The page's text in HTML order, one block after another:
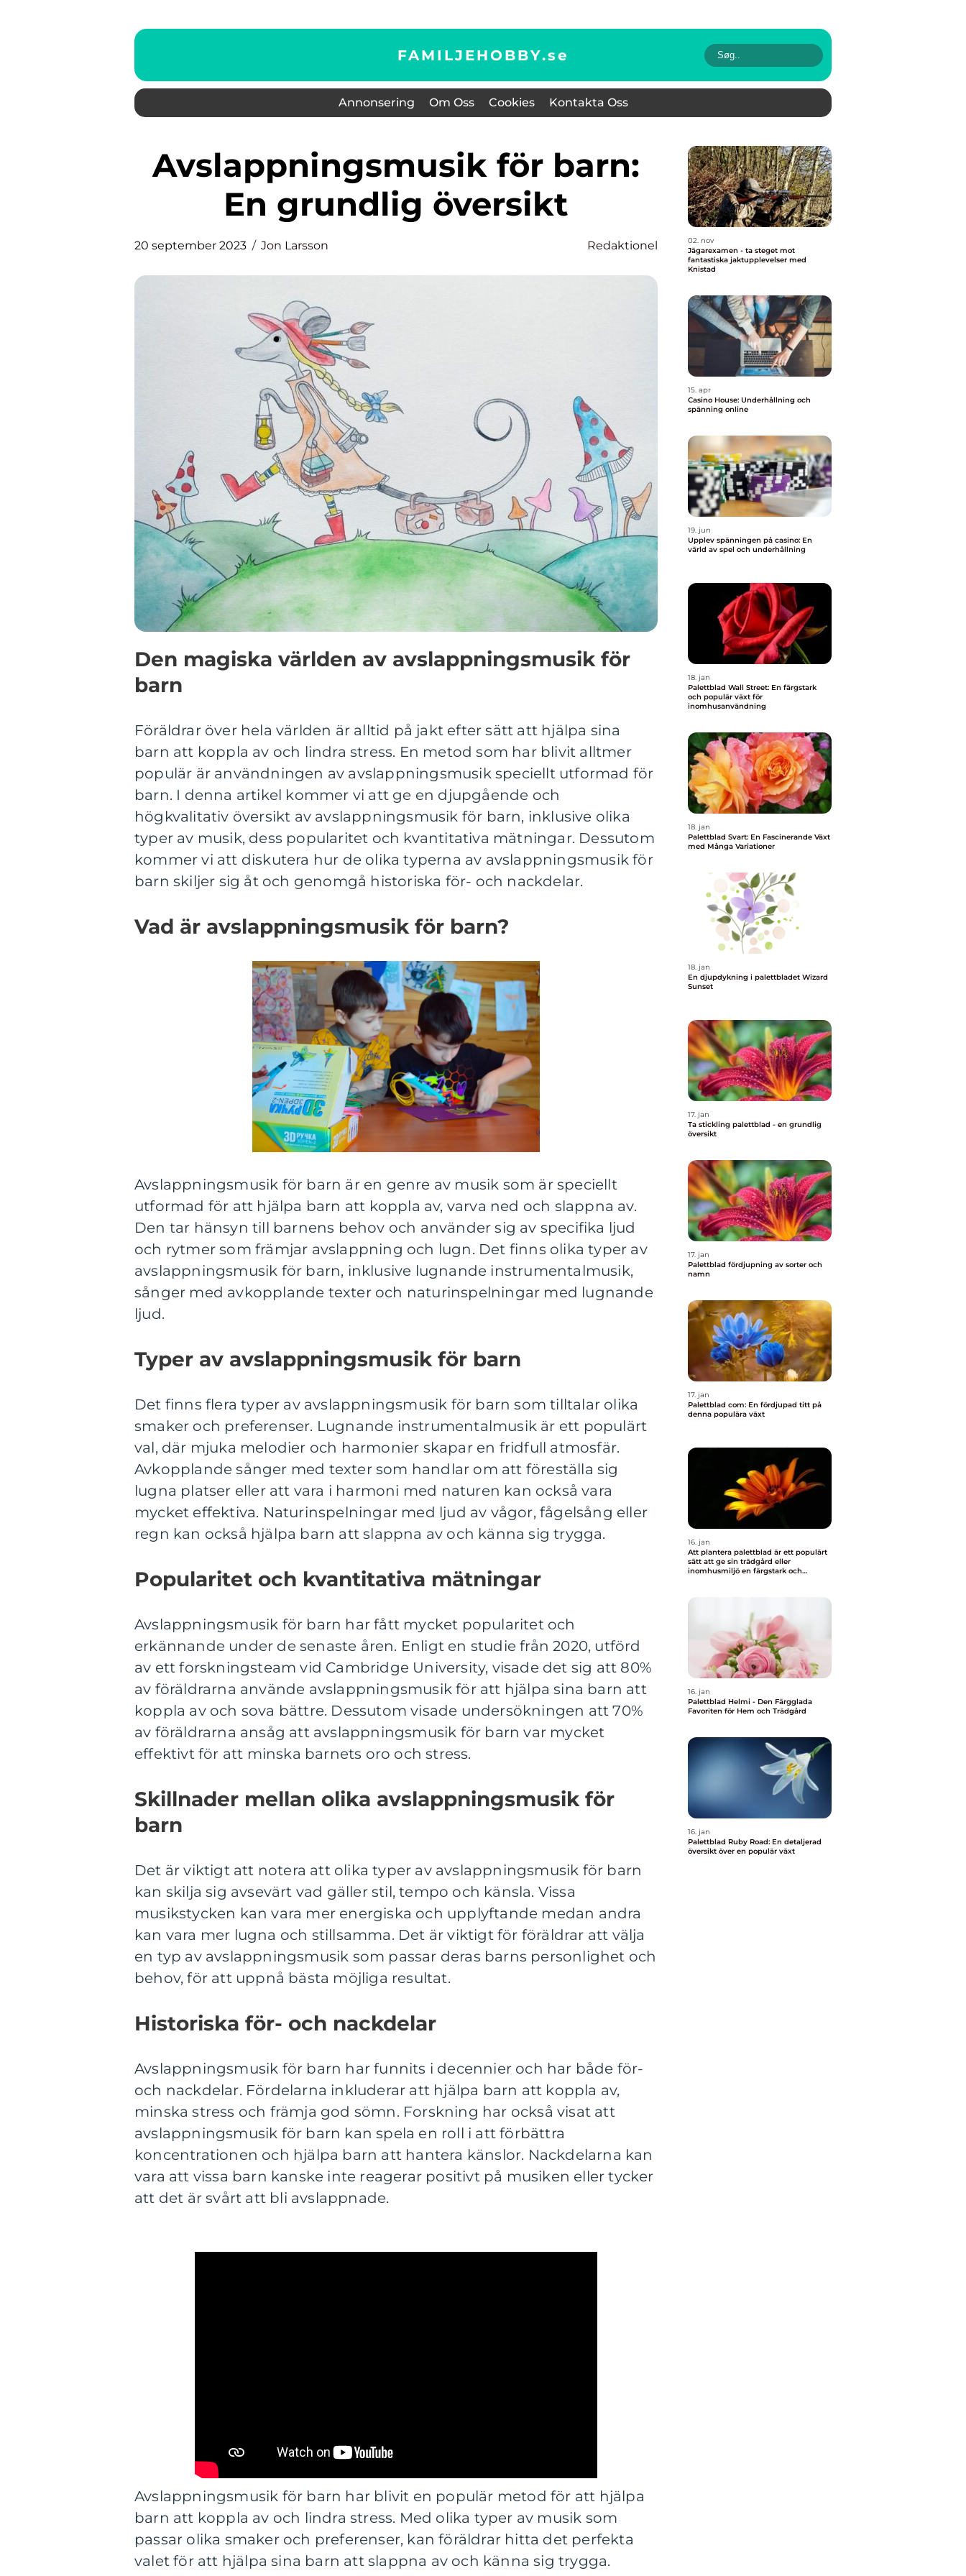
FAMILJEHOBBY.se
Annonsering Om Oss Cookies Kontakta Oss
Avslappningsmusik för barn:
En grundlig översikt
20 september 2023 Jon Larsson Redaktionel
Den magiska världen av avslappningsmusik för
barn
Föräldrar över hela världen är alltid på jakt efter sätt att hjälpa sina
barn att koppla av och lindra stress. En metod som har blivit alltmer
populär är användningen av avslappningsmusik speciellt utformad för
barn. I denna artikel kommer vi att ge en djupgående och
högkvalitativ översikt av avslappningsmusik för barn, inklusive olika
typer av musik, dess popularitet och kvantitativa mätningar. Dessutom
kommer vi att diskutera hur de olika typerna av avslappningsmusik för
barn skiljer sig åt och genomgå historiska för- och nackdelar.
Vad är avslappningsmusik för barn?
Avslappningsmusik för barn är en genre av musik som är speciellt
utformad för att hjälpa barn att koppla av, varva ned och slappna av.
Den tar hänsyn till barnens behov och använder sig av specifika ljud
och rytmer som främjar avslappning och lugn. Det finns olika typer av
avslappningsmusik för barn, inklusive lugnande instrumentalmusik,
sånger med avkopplande texter och naturinspelningar med lugnande
ljud.
Typer av avslappningsmusik för barn
Det finns flera typer av avslappningsmusik för barn som tilltalar olika
smaker och preferenser. Lugnande instrumentalmusik är ett populärt
val, där mjuka melodier och harmonier skapar en fridfull atmosfär.
Avkopplande sånger med texter som handlar om att föreställa sig
lugna platser eller att vara i harmoni med naturen kan också vara
mycket effektiva. Naturinspelningar med ljud av vågor, fågelsång eller
regn kan också hjälpa barn att slappna av och känna sig trygga.
Popularitet och kvantitativa mätningar
Avslappningsmusik för barn har fått mycket popularitet och
erkännande under de senaste åren. Enligt en studie från 2020, utförd
av ett forskningsteam vid Cambridge University, visade det sig att 80%
av föräldrarna använde avslappningsmusik för att hjälpa sina barn att
koppla av och sova bättre. Dessutom visade undersökningen att 70%
av föräldrarna ansåg att avslappningsmusik för barn var mycket
effektivt för att minska barnets oro och stress.
Skillnader mellan olika avslappningsmusik för
barn
Det är viktigt att notera att olika typer av avslappningsmusik för barn
kan skilja sig avsevärt vad gäller stil, tempo och känsla. Vissa
musikstycken kan vara mer energiska och upplyftande medan andra
kan vara mer lugna och stillsamma. Det är viktigt för föräldrar att välja
en typ av avslappningsmusik som passar deras barns personlighet och
behov, för att uppnå bästa möjliga resultat.
Historiska för- och nackdelar
Avslappningsmusik för barn har funnits i decennier och har både för-
och nackdelar. Fördelarna inkluderar att hjälpa barn att koppla av,
minska stress och främja god sömn. Forskning har också visat att
avslappningsmusik för barn kan spela en roll i att förbättra
koncentrationen och hjälpa barn att hantera känslor. Nackdelarna kan
vara att vissa barn kanske inte reagerar positivt på musiken eller tycker
att det är svårt att bli avslappnade.
Avslappningsmusik för barn har blivit en populär metod för att hjälpa
barn att koppla av och lindra stress. Med olika typer av musik som
passar olika smaker och preferenser, kan föräldrar hitta det perfekta
valet för att hjälpa sina barn att slappna av och känna sig trygga.
02. nov
Jägarexamen - ta steget mot
fantastiska jaktupplevelser med
Knistad
15. apr
Casino House: Underhållning och
spänning online
19. jun
Upplev spänningen på casino: En
värld av spel och underhållning
18. jan
Palettblad Wall Street: En färgstark
och populär växt för
inomhusanvändning
18. jan
Palettblad Svart: En Fascinerande Växt
med Många Variationer
18. jan
En djupdykning i palettbladet Wizard
Sunset
17. jan
Ta stickling palettblad - en grundlig
översikt
17. jan
Palettblad fördjupning av sorter och
namn
17. jan
Palettblad com: En fördjupad titt på
denna populära växt
16. jan
Att plantera palettblad är ett populärt
sätt att ge sin trädgård eller
inomhusmiljö en färgstark och
16. jan
Palettblad Helmi - Den Färgglada
Favoriten för Hem och Trädgård
16. jan
Palettblad Ruby Road: En detaljerad
översikt över en populär växt